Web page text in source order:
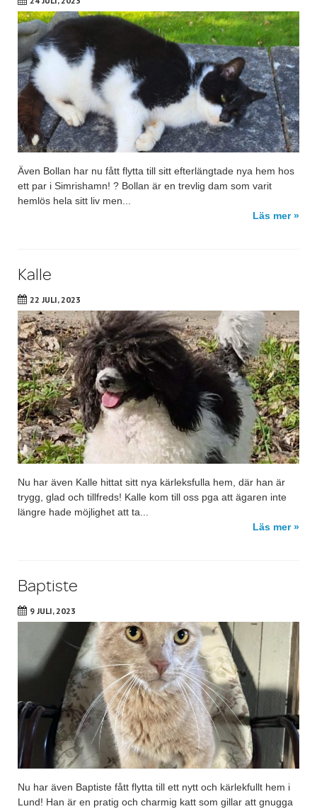
Även Bollan har nu fått flytta till sitt efterlängtade nya hem hos
ett par i Simrishamn! ? Bollan är en trevlig dam som varit
hemlös hela sitt liv men...
Läs mer »
Kalle
22 JULI, 2023
Nu har även Kalle hittat sitt nya kärleksfulla hem, där han är
trygg, glad och tillfreds! Kalle kom till oss pga att ägaren inte
längre hade möjlighet att ta...
Läs mer »
Baptiste
9 JULI, 2023
Nu har även Baptiste fått flytta till ett nytt och kärlekfullt hem i
Lund! Han är en pratig och charmig katt som gillar att gnugga